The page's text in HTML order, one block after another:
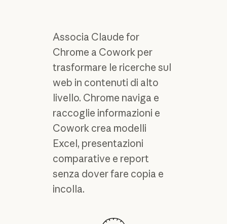
Associa Claude for
Chrome a Cowork per
trasformare le ricerche sul
web in contenuti di alto
livello. Chrome naviga e
raccoglie informazioni e
Cowork crea modelli
Excel, presentazioni
comparative e report
senza dover fare copia e
incolla.